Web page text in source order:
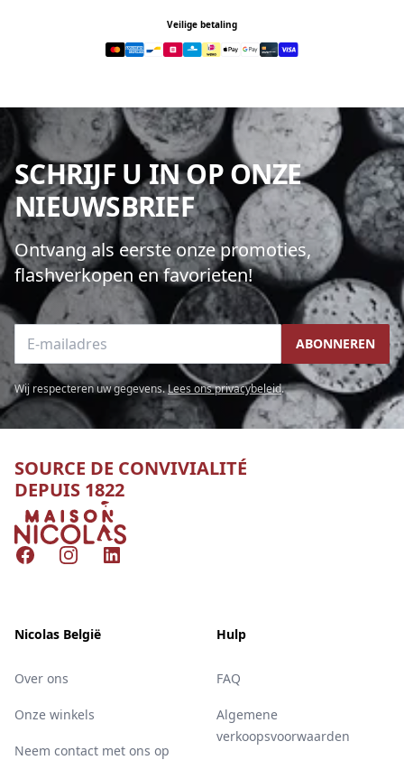
Veilige betaling
SCHRIJF U IN OP ONZE
NIEUWSBRIEF
Ontvang als eerste onze promoties,
flashverkopen en favorieten!
E-mailadres ABONNEREN
Wij respecteren uw gegevens.Lees ons privacybeleid.
SOURCE DE CONVIVIALITÉ
DEPUIS 1822
Nicolas
FacebookInstagramLinkedIn
Nicolas België
Over ons
Onze winkels
Neem contact met ons op
Hulp
FAQ
Algemene
verkoopsvoorwaarden